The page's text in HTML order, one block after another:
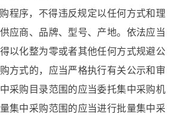
程序，不得违反规定以任何方式和理
应商、品牌、型号、产地。依法应当
以化整为零或者其他任何方式规避公
方式的，应当严格执行有关公示和审
采购目录范围的应当委托集中采购机
集中采购范围的应当进行批量集中采